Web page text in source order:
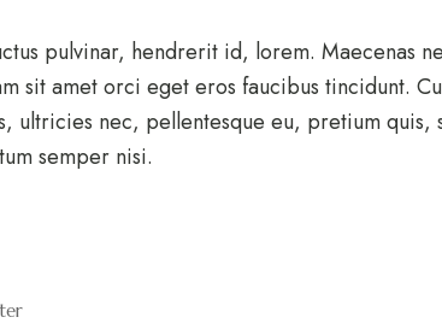
pulvinar, hendrerit id, lorem. Maecenas
sit amet orci eget eros faucibus tincidunt.
ultricies nec, pellentesque eu, pretium
semper nisi.